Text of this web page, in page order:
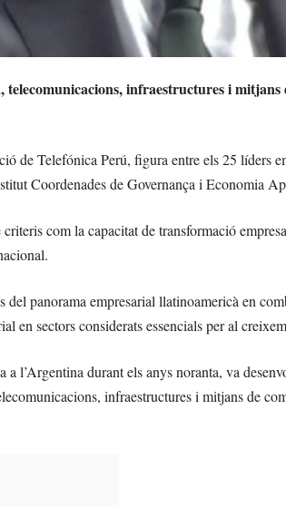
infraestructures i mitjans
de Telefónica Perú, figura entre els 25 líders
Coordenades de Governança i Economia
com la capacitat de transformació
panorama empresarial llatinoamericà en
en sectors considerats essencials per al
a l’Argentina durant els anys noranta, va
infraestructures i mitjans de